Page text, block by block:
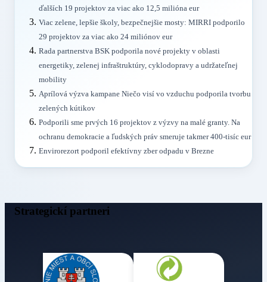
ďalších 19 projektov za viac ako 12,5 milióna eur
Viac zelene, lepšie školy, bezpečnejšie mosty: MIRRI podporilo
29 projektov za viac ako 24 miliónov eur
Rada partnerstva BSK podporila nové projekty v oblasti
energetiky, zelenej infraštruktúry, cyklodopravy a udržateľnej
mobility
Aprílová výzva kampane Niečo visí vo vzduchu podporila tvorbu
zelených kútikov
Podporili sme prvých 16 projektov z výzvy na malé granty. Na
ochranu demokracie a ľudských práv smeruje takmer 400-tisíc eur
Envirorezort podporil efektívny zber odpadu v Brezne
Strategickí partneri